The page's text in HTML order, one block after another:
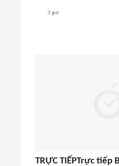
3 giờ
TRỰC TIẾPTrực tiếp